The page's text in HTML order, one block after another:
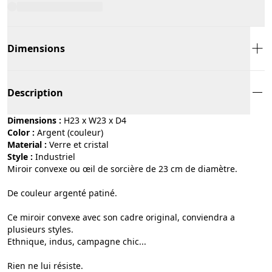
Dimensions
Description
Dimensions : H23 x W23 x D4
Color :
argent (couleur)
Material :
verre et cristal
Style : industriel
Miroir convexe ou œil de sorcière de 23 cm de diamètre.
De couleur argenté patiné.
Ce miroir convexe avec son cadre original, conviendra a
plusieurs styles.
Ethnique, indus, campagne chic...
Rien ne lui résiste.